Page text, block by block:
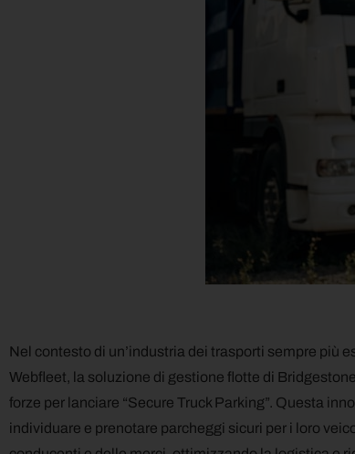
Nel contesto di un’industria dei trasporti sempre più
Webfleet, la soluzione di gestione flotte di
forze per lanciare “Secure Truck Parking”. Questa
individuare e prenotare parcheggi sicuri per i loro